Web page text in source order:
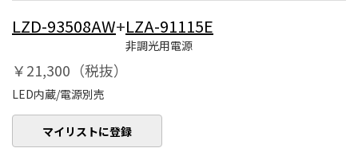
LZD-93508AW+LZA-91115E
非調光用電源
￥21,300（税抜）
LED内蔵/電源別売
マイリストに登録